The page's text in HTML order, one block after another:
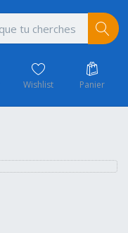
Wishlist Panier